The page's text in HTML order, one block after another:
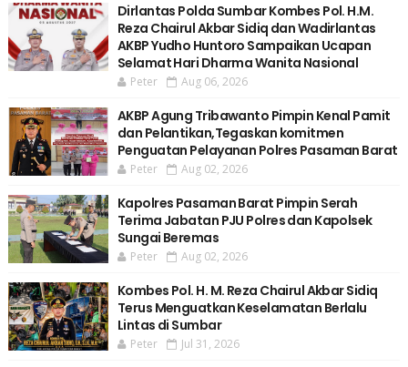
Dirlantas Polda Sumbar Kombes Pol. H.M.
Reza Chairul Akbar Sidiq dan Wadirlantas
AKBP Yudho Huntoro Sampaikan Ucapan
Selamat Hari Dharma Wanita Nasional
Peter Aug 06, 2026
AKBP Agung Tribawanto Pimpin Kenal Pamit
dan Pelantikan,Tegaskan komitmen
Penguatan Pelayanan Polres Pasaman Barat
Peter Aug 02, 2026
Kapolres Pasaman Barat Pimpin Serah
Terima Jabatan PJU Polres dan Kapolsek
Sungai Beremas
Peter Aug 02, 2026
Kombes Pol. H. M. Reza Chairul Akbar Sidiq
Terus Menguatkan Keselamatan Berlalu
Lintas di Sumbar
Peter Jul 31, 2026